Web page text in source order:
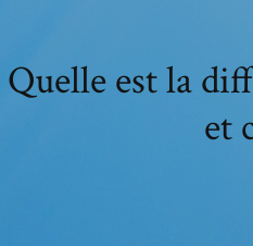
Quelle est la
et